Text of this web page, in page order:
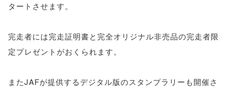
タートさせます。
完走者には完走証明書と完全オリジナル非売品の完走者限
定プレゼントがおくられます。
またJAFが提供するデジタル版のスタンプラリーも開催さ